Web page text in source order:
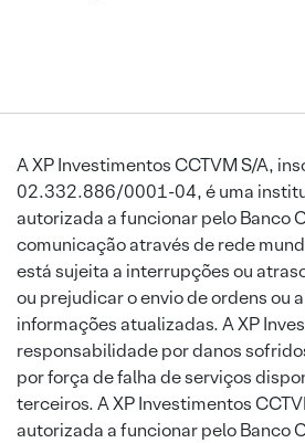
A XP Investimentos CCTVM S/A,
02.332.886/0001-04, é uma
autorizada a funcionar pelo Banco
comunicação através de rede
está sujeita a interrupções ou
ou prejudicar o envio de ordens ou
informações atualizadas. A XP
responsabilidade por danos
por força de falha de serviços
terceiros. A XP Investimentos
autorizada a funcionar pelo Banco